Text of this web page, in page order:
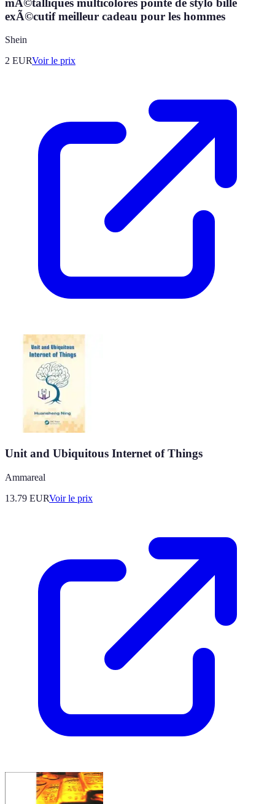
exÃ©cutif meilleur cadeau pour les hommes
Shein
2 EURVoir le prix
Unit and Ubiquitous Internet of Things
Ammareal
13.79 EURVoir le prix